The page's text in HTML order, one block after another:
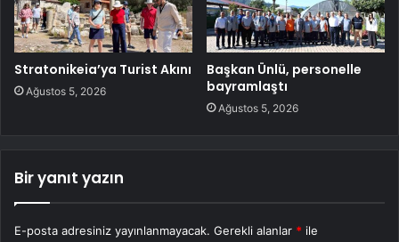
Stratonikeia’ya Turist Akını
Ağustos 5, 2026
Başkan Ünlü, personelle
bayramlaştı
Ağustos 5, 2026
Bir yanıt yazın
E-posta adresiniz yayınlanmayacak. Gerekli alanlar * ile